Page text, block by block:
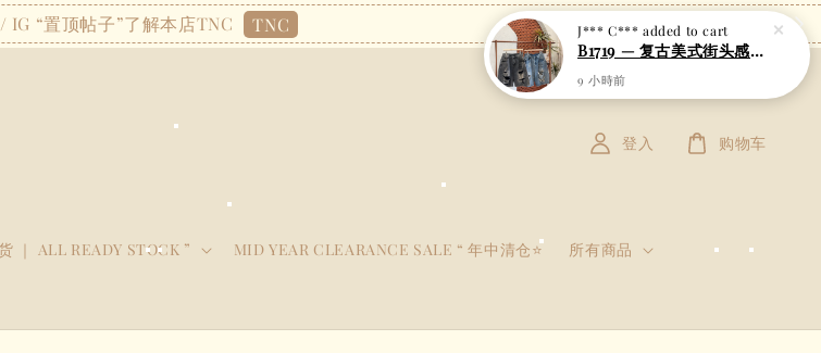
IG “置顶帖子”了解本店TNC TNC
｜ ALL READY STOCK ” MID YEAR CLEARANCE SALE “ 年中清仓⭐ 所有商品
登入 购物车